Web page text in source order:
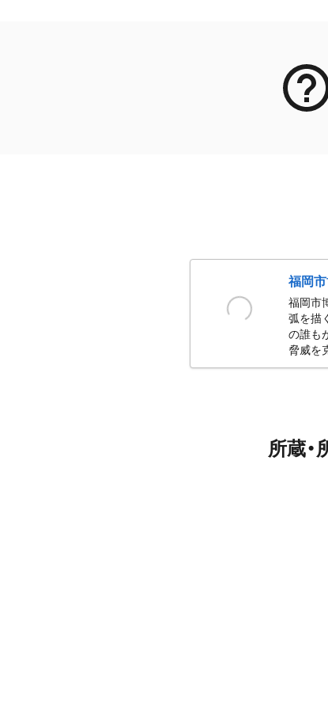
福岡
福岡市
弧を描
の誰も
脅威を
所蔵・